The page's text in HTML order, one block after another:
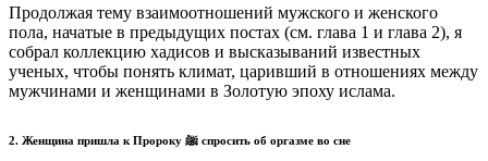
Продолжая тему взаимоотношений мужского и женского
пола, начатые в предыдущих постах (см. глава 1 и глава 2), я
собрал коллекцию хадисов и высказываний известных
ученых, чтобы понять климат, царивший в отношениях между
мужчинами и женщинами в Золотую эпоху ислама.
2. Женщина пришла к Пророку ﷺ спросить об оргазме во сне